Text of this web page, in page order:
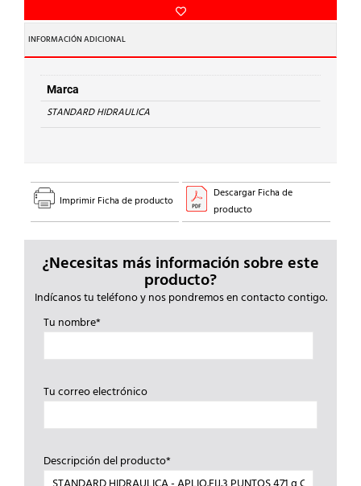
APLIQ.FIJ.3
PUNTOS
471
g
Cu
18-
1/2
INFORMACIÓN ADICIONAL
Marca
STANDARD HIDRAULICA
Imprimir Ficha de producto
Descargar Ficha de
producto
¿Necesitas más información sobre este
producto?
Indícanos tu teléfono y nos pondremos en contacto contigo.
Tu nombre*
Tu correo electrónico
Descripción del producto*